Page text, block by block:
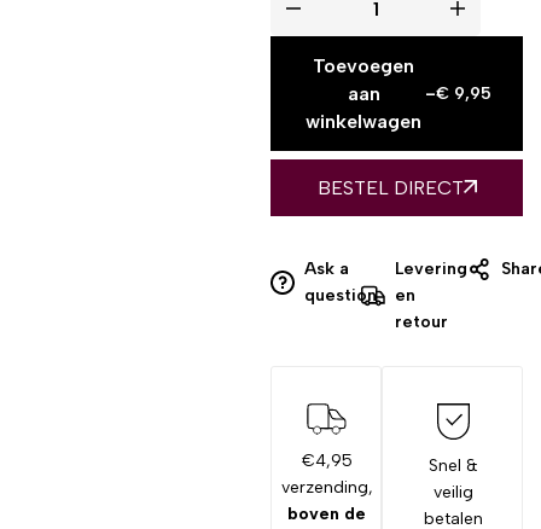
Toevoegen
aan
winkelwagen
-€ 9,95
BESTEL DIRECT
Ask a
question
Levering
en
retour
€4,95
verzending,
boven de
Snel &
veilig
betalen